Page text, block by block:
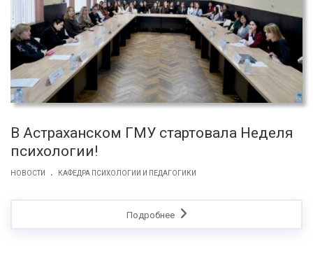
В Астраханском ГМУ стартовала Неделя
психологии!
НОВОСТИ . КАФЕДРА ПСИХОЛОГИИ И ПЕДАГОГИКИ
Подробнее